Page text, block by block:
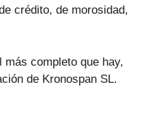
crédito, de morosidad,
completo que hay,
de Kronospan SL.